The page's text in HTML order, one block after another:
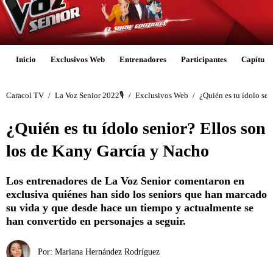
Inicio Exclusivos Web Entrenadores Participantes
Caracol TV / La Voz Senior 2022🎙️ / Exclusivos Web / ¿Quién es tu ídolo
¿Quién es tu ídolo senior? Ellos son
los de Kany García y Nacho
Los entrenadores de La Voz Senior comentaron en
exclusiva quiénes han sido los seniors que han marcado
su vida y que desde hace un tiempo y actualmente se
han convertido en personajes a seguir.
Por: Mariana Hernández Rodríguez